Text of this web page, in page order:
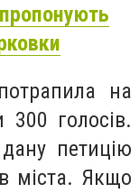
на
голосів.
петицію
міста. Якщо